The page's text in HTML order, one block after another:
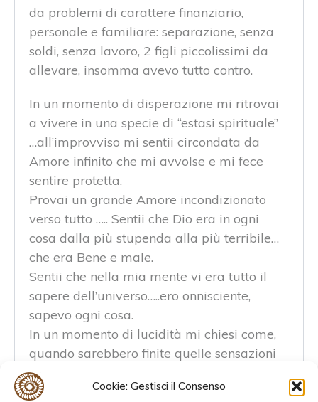
Cookie: Gestisci il Consenso
da problemi di carattere finanziario,
personale e familiare: separazione, senza
soldi, senza lavoro, 2 figli piccolissimi da
allevare, insomma avevo tutto contro.
In un momento di disperazione mi ritrovai
a vivere in una specie di “estasi spirituale”
…all’improvviso mi sentii circondata da
Amore infinito che mi avvolse e mi fece
sentire protetta.
Provai un grande Amore incondizionato
verso tutto ….. Sentii che Dio era in ogni
cosa dalla più stupenda alla più terribile…
che era Bene e male.
Sentii che nella mia mente vi era tutto il
sapere dell’universo…..ero onnisciente,
sapevo ogni cosa.
In un momento di lucidità mi chiesi come,
quando sarebbero finite quelle sensazioni
cosi assolute e uniche, come avrebbe fatto
la mia piccola mente a ricordarsi tutto